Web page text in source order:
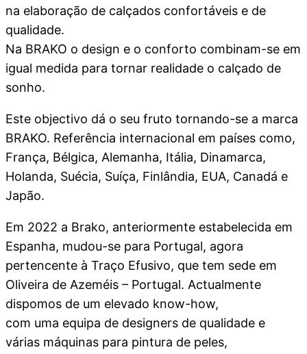
na elaboração de calçados confortáveis e de
qualidade.
Na BRAKO o design e o conforto combinam-se em
igual medida para tornar realidade o calçado de
sonho.
Este objectivo dá o seu fruto tornando-se a marca
BRAKO. Referência internacional em países como,
França, Bélgica, Alemanha, Itália, Dinamarca,
Holanda, Suécia, Suíça, Finlândia, EUA, Canadá e
Japão.
Em 2022 a Brako, anteriormente estabelecida em
Espanha, mudou-se para Portugal, agora
pertencente à Traço Efusivo, que tem sede em
Oliveira de Azeméis – Portugal. Actualmente
dispomos de um elevado know-how,
com uma equipa de designers de qualidade e
várias máquinas para pintura de peles,